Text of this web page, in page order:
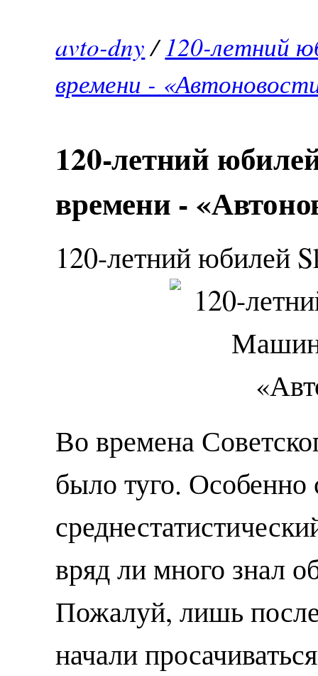
avto-dny/ 120-летний
времени -
120-летний
времени -
120-летний юбилей
Во времена
было туго.
вряд ли много знал
Пожалуй, лишь
начали